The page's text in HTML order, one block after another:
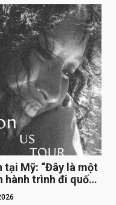
Mỹ: “Đây là một
hành trình đi quốc